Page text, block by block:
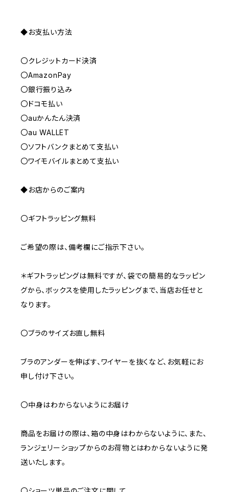
◆お支払い方法
〇クレジットカード決済
〇AmazonPay
〇銀行振り込み
〇ドコモ払い
〇auかんたん決済
〇au WALLET
〇ソフトバンクまとめて支払い
〇ワイモバイルまとめて支払い
◆お店からのご案内
〇ギフトラッピング無料
ご希望の際は、備考欄にご指示下さい。
＊ギフトラッピングは無料ですが、袋での簡易的なラッピン
グから、ボックスを使用したラッピングまで、当店お任せと
なります。
〇ブラのサイズお直し無料
ブラのアンダーを伸ばす、ワイヤーを抜くなど、お気軽にお
申し付け下さい。
〇中身はわからないようにお届け
商品をお届けの際は、箱の中身はわからないように、また、
ランジェリーショップからのお荷物とはわからないように発
送いたします。